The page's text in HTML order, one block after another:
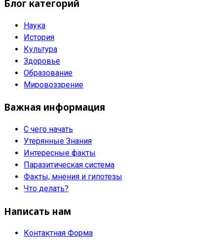
Блог категорий
Наука
История
Культура
Здоровье
Образование
Мировоззрение
Важная информация
С чего начать
Утерянные Знания
Интересные факты
Паразитическая система
Факты, мнения и гипотезы
Что делать?
Написать нам
Контактная Форма